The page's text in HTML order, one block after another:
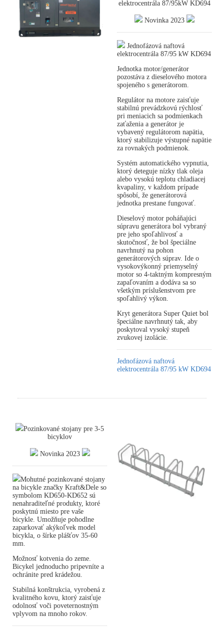
elektrocentrála 87/95kW KD694
Novinka 2023
Jednofázová naftová
elektrocentrála 87/95 kW KD694
Jednotka motor/generátor
pozostáva z dieselového motora
spojeného s generátorom.
Regulátor na motore zaisťuje
stabilnú prevádzkovú rýchlosť
pri meniacich sa podmienkach
zaťaženia a generátor je
vybavený regulátorom napätia,
ktorý stabilizuje výstupné napätie
za rovnakých podmienok.
Systém automatického vypnutia,
ktorý deteguje nízky tlak oleja
alebo vysokú teplotu chladiacej
kvapaliny, v každom prípade
spôsobí, že generátorová
jednotka prestane fungovať.
Dieselový motor poháňajúci
súpravu generátora bol vybraný
pre jeho spoľahlivosť a
skutočnosť, že bol špeciálne
navrhnutý na pohon
generátorových súprav. Ide o
vysokovýkonný priemyselný
motor so 4-taktným kompresným
zapaľovaním a dodáva sa so
všetkým príslušenstvom pre
spoľahlivý výkon.
Kryt generátora Super Quiet bol
špeciálne navrhnutý tak, aby
poskytoval vysoký stupeň
zvukovej izolácie.
Jednofázová naftová
elektrocentrála 87/95 kW KD694
Pozinkované stojany pre 3-5
bicyklov
Novinka 2023
Mohutné pozinkované stojany
na bicykle značky Kraft&Dele so
symbolom KD650-KD652 sú
nenahraditeľné produkty, ktoré
poskytnú miesto pre vaše
bicykle. Umožňuje pohodlne
zaparkovať akýkoľvek model
bicykla, o šírke plášťov 35-60
mm.
Možnosť kotvenia do zeme.
Bicykel jednoducho pripevníte a
ochránite pred krádežou.
Stabilná konštrukcia, vyrobená z
kvalitného kovu, ktorý zaisťuje
odolnosť voči poveternostným
vplyvom na mnoho rokov.